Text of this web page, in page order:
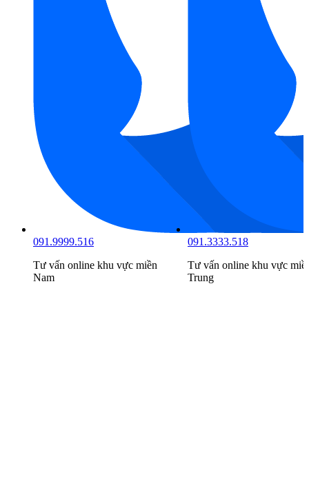
091.9999.516
Tư vấn online khu vực miền
Nam
091.3333.518
Tư vấn online khu vực
Trung